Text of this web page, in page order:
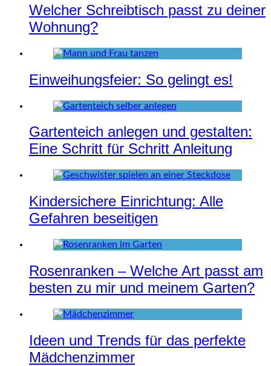
Welcher Schreibtisch passt zu deiner
Wohnung?
Einweihungsfeier: So gelingt es!
Gartenteich anlegen und gestalten:
Eine Schritt für Schritt Anleitung
Kindersichere Einrichtung: Alle
Gefahren beseitigen
Rosenranken – Welche Art passt am
besten zu mir und meinem Garten?
Ideen und Trends für das perfekte
Mädchenzimmer